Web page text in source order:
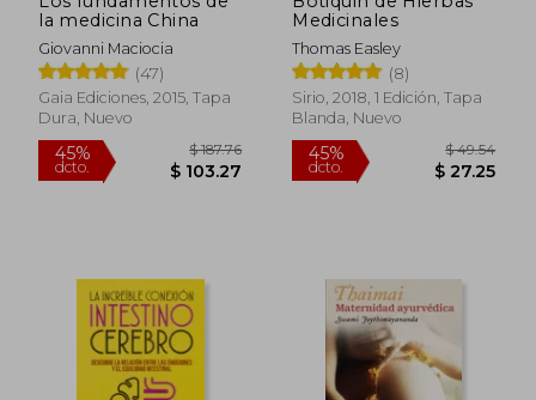
45%
dcto.
$ 50.55 45%
dcto.
la medicina China
Giovanni Maciocia
(47)
Gaia Ediciones, 2015, Tapa
Dura, Nuevo
Medicinales
Thomas Easley
(8)
Sirio, 2018, 1 Edición, Tapa
Blanda, Nuevo